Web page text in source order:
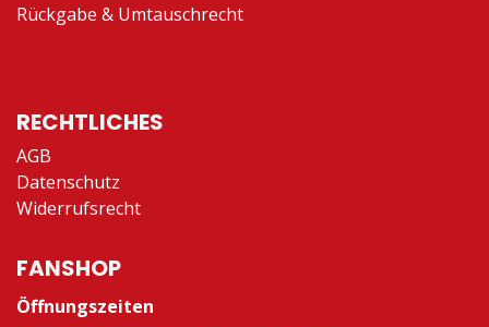
Rückgabe & Umtauschrecht
RECHTLICHES
AGB
Datenschutz
Widerrufsrecht
FANSHOP
Öffnungszeiten